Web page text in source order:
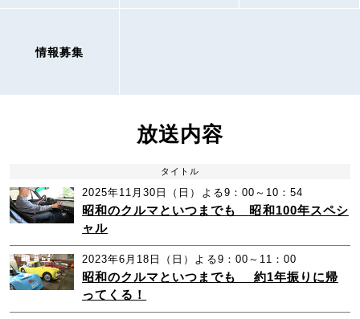
情報募集
放送内容
タイトル
2025年11月30日（日）よる9：00～10：54
昭和のクルマといつまでも 昭和100年スペシ
ャル
2023年6月18日（日）よる9：00～11：00
昭和のクルマといつまでも 約1年振りに帰
ってくる！